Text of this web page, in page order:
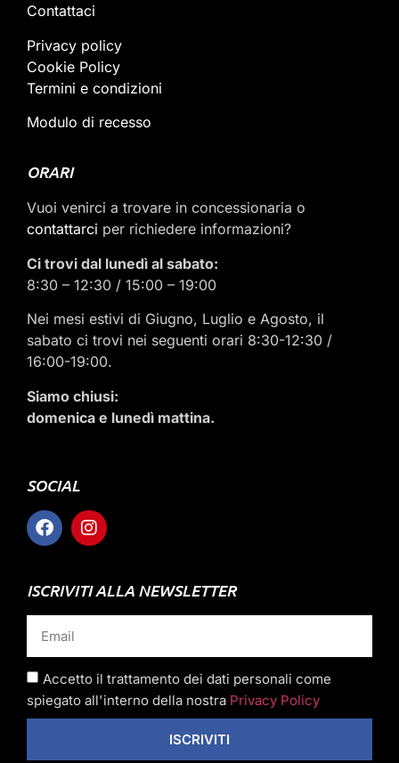
Contattaci
Privacy policy
Cookie Policy
Termini e condizioni
Modulo di recesso
ORARI
Vuoi venirci a trovare in concessionaria o
contattarci per richiedere informazioni?
Ci trovi dal lunedì al sabato:
8:30 – 12:30 / 15:00 – 19:00
Nei mesi estivi di Giugno, Luglio e Agosto, il
sabato ci trovi nei seguenti orari 8:30-12:30 /
16:00-19:00.
Siamo chiusi:
domenica e lunedì mattina.
SOCIAL
ISCRIVITI ALLA NEWSLETTER
Accetto il trattamento dei dati personali come
spiegato all'interno della nostra Privacy Policy
ISCRIVITI